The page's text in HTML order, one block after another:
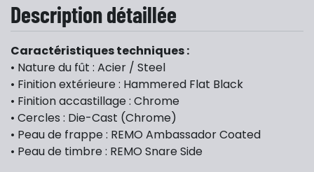
Description détaillée
Caractéristiques techniques :
• Nature du fût : Acier / Steel
• Finition extérieure : Hammered Flat Black
• Finition accastillage : Chrome
• Cercles : Die-Cast (Chrome)
• Peau de frappe : REMO Ambassador Coated
• Peau de timbre : REMO Snare Side